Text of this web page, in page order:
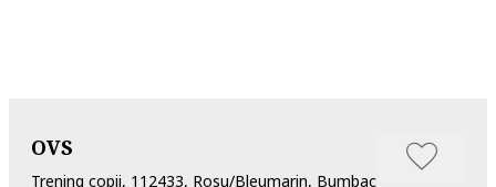
OVS
Trening copii, 112433, Rosu/Bleumarin, Bumbac